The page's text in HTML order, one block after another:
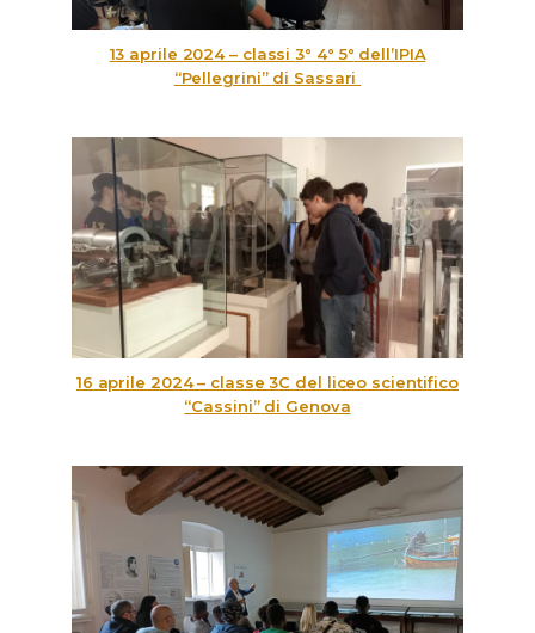
13 aprile 2024 – classi3° 4° 5° dell’IPIA
“Pellegrini” di Sassari
16 aprile 2024 – classe 3C del liceo scientifico
“Cassini” di Genova